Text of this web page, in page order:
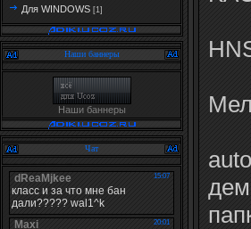
Для WINDOWS [1]
Наши баннеры
Наши баннеры
Чат